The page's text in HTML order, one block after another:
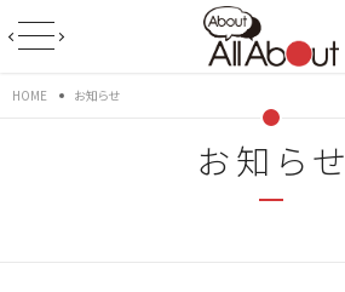
HOME お知らせ
お知らせ